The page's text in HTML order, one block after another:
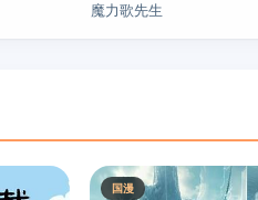
魔力歌先生
国漫